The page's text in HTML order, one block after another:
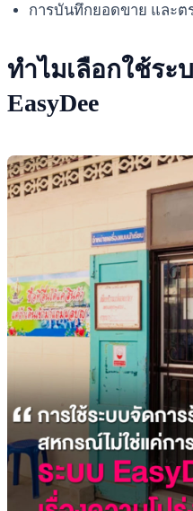
การบันทึกยอดขาย และต
ทำไมเลือกใช้ระ
EasyDee